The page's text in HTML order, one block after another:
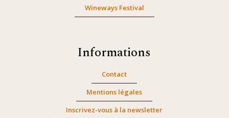
Wineways Festival
Informations
Contact
Mentions légales
Inscrivez-vous à la newsletter